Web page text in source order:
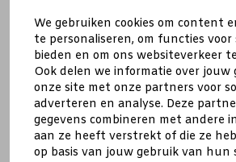
We gebruiken cookies om content
te personaliseren, om functies voor
bieden en om ons websiteverkeer
Ook delen we informatie over jouw
onze site met onze partners voor
adverteren en analyse. Deze
gegevens combineren met andere
aan ze heeft verstrekt of die ze
op basis van jouw gebruik van hun